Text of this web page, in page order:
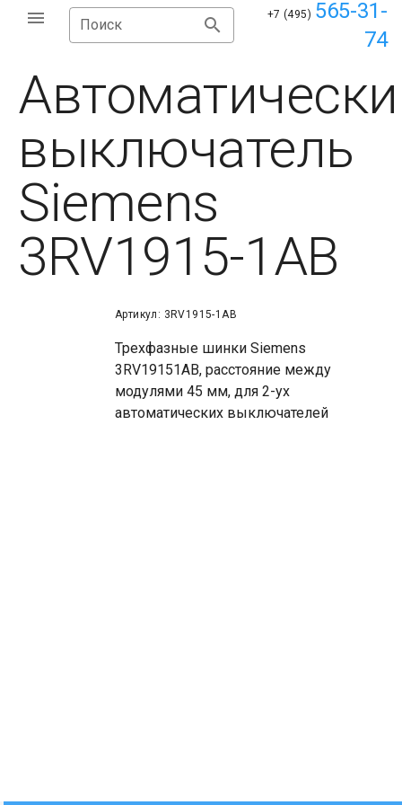
Поиск
+7 (495) 565-31-
74
выключатель
Siemens
3RV1915-1AB
Артикул: 3RV1915-1AB
Трехфазные шинки Siemens
3RV19151AB, расстояние между
модулями 45 мм, для 2-ух
автоматических выключателей